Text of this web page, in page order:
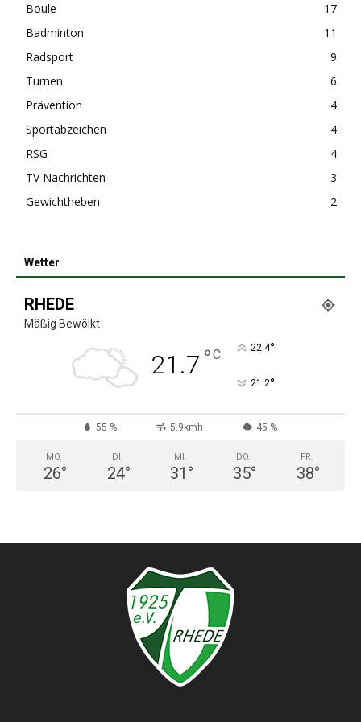
Boule
17
Badminton
11
Radsport
9
Turnen
6
Prävention
4
Sportabzeichen
4
RSG
4
TV Nachrichten
3
Gewichtheben
2
Wetter
RHEDE
Mäßig Bewölkt
21.7 °C 22.4°
21.2°
55 % 5.9kmh 45 %
MO.
26°
DI.
24°
MI.
31 °
DO.
35°
FR.
38°